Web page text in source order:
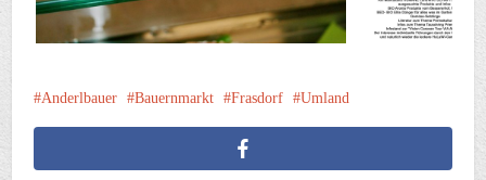
Anderlbauer Bauernmarkt Frasdorf Umland